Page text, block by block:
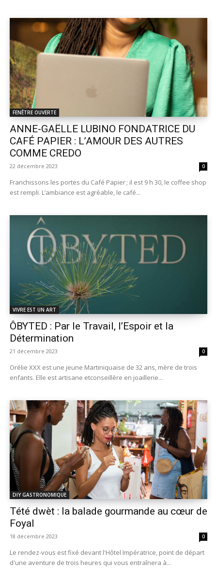
FENÊTRE OUVERTE
ANNE-GAËLLE LUBINO FONDATRICE DU
CAFÉ PAPIER : L’AMOUR DES AUTRES
COMME CREDO
22 décembre 2023 0
Franchissons les portes du Café Papier ; il est 9 h 30, le coffee shop
est rempli. L’ambiance est agréable, le café...
VIVRE EST UN ART
ÔBYTED : Par le Travail, l’Espoir et la
Détermination
21 décembre 2023 0
Orélie XXX est une jeune Martiniquaise de 32 ans, mère de trois
enfants. Elle est artisane etconseillère en joaillerie...
DIY GASTRONOMIQUE
Tété dwèt : la balade gourmande au cœur de
Foyal
18 décembre 2023 0
Le rendez-vous est fixé devant l'Hôtel Impératrice, point de départ
d'une aventure de trois heures qui vous entraînera à...